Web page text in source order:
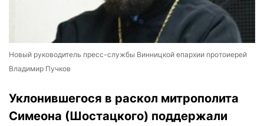
Новый руководитель пресс-службы Винницкой епархии протоиерей
Владимир Пучков
Уклонившегося в раскол митрополита
Симеона (Шостацкого) поддержали